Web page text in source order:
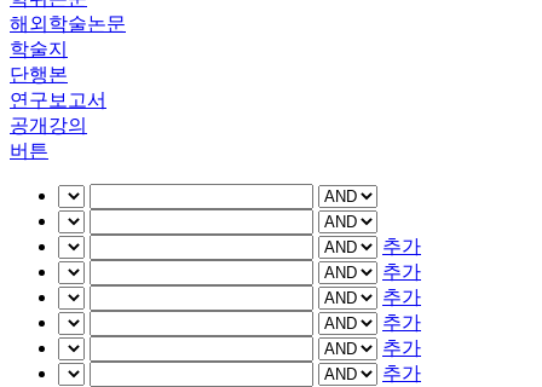
해외학술논문
학술지
단행본
연구보고서
공개강의
버튼
추가
추가
추가
추가
추가
추가